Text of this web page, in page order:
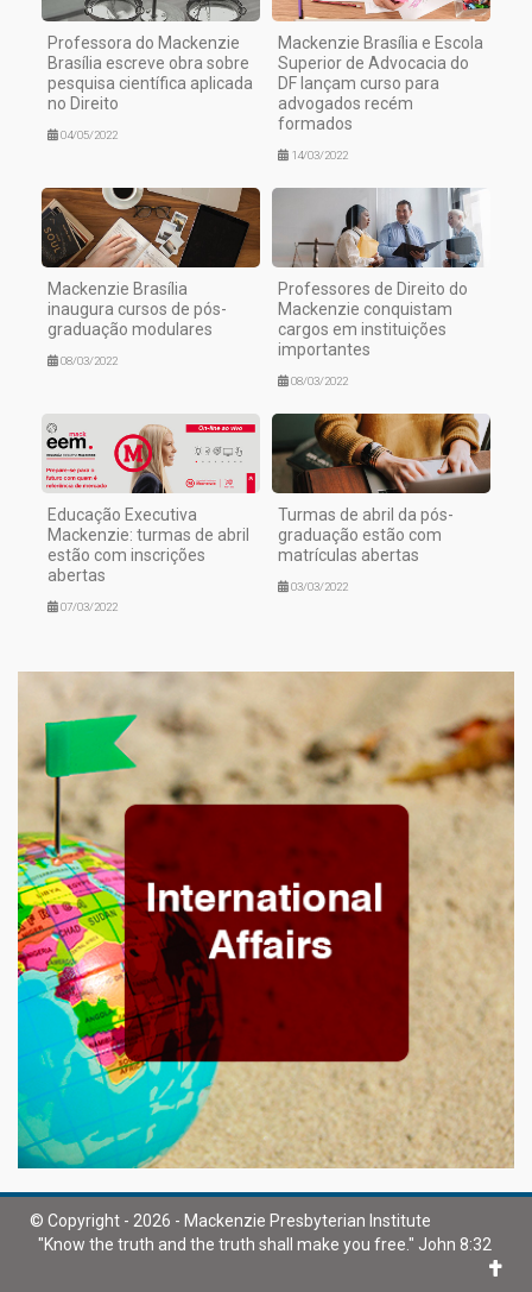
Professora do Mackenzie
Brasília escreve obra sobre
pesquisa científica aplicada
no Direito
04/05/2022
Mackenzie Brasília e Escola
Superior de Advocacia do
DF lançam curso para
advogados recém
formados
14/03/2022
Mackenzie Brasília
inaugura cursos de pós-
graduação modulares
08/03/2022
Professores de Direito do
Mackenzie conquistam
cargos em instituições
importantes
08/03/2022
Educação Executiva
Mackenzie: turmas de abril
estão com inscrições
abertas
07/03/2022
Turmas de abril da pós-
graduação estão com
matrículas abertas
03/03/2022
© Copyright - 2026 - Mackenzie Presbyterian Institute
"Know the truth and the truth shall make you free." John 8:32